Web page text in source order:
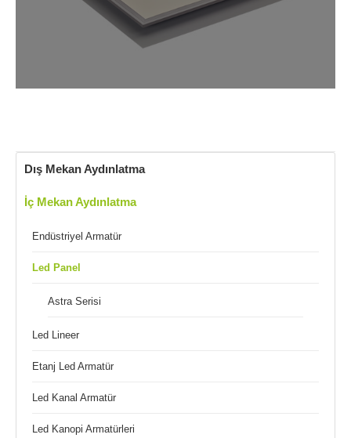
Dış Mekan Aydınlatma
İç Mekan Aydınlatma
Endüstriyel Armatür
Led Panel
Astra Serisi
Led Lineer
Etanj Led Armatür
Led Kanal Armatür
Led Kanopi Armatürleri